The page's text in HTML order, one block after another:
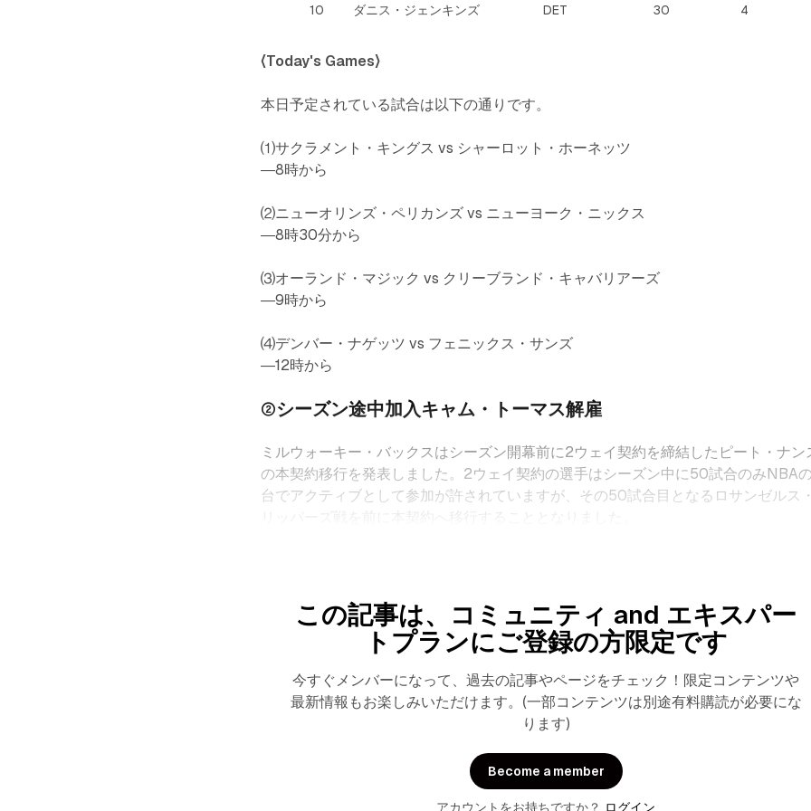
10 ダニス・ジェンキンズ DET 30 4
〈Today's Games〉
本日予定されている試合は以下の通りです。
⑴サクラメント・キングス vs シャーロット・ホーネッツ
―8時から
⑵ニューオリンズ・ペリカンズ vs ニューヨーク・ニックス
―8時30分から
⑶オーランド・マジック vs クリーブランド・キャバリアーズ
―9時から
⑷デンバー・ナゲッツ vs フェニックス・サンズ
―12時から
②シーズン途中加入キャム・トーマス解雇
ミルウォーキー・バックスはシーズン開幕前に2ウェイ契約を締結したピート・ナン
の本契約移行を発表しました。2ウェイ契約の選手はシーズン中に50試合のみNBA
台でアクティブとして参加が許されていますが、その50試合目となるロサンゼルス
この記事は、コミュニティ and エキスパー
トプランにご登録の方限定です
今すぐメンバーになって、過去の記事やページをチェック！限定コンテンツや
最新情報もお楽しみいただけます。(一部コンテンツは別途有料購読が必要にな
ります)
Become a member
アカウントをお持ちですか？ ログイン